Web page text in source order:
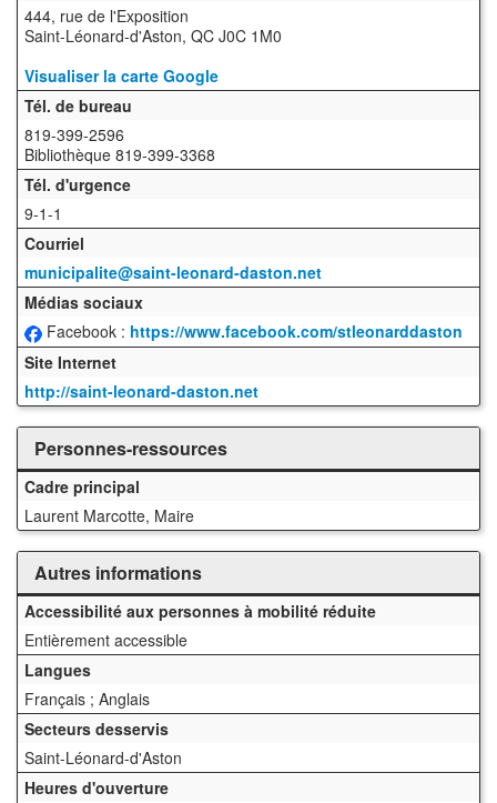
444, rue de l'Exposition
Saint-Léonard-d'Aston, QC J0C 1M0
Visualiser la carte Google
Tél. de bureau
819-399-2596
Bibliothèque 819-399-3368
Tél. d'urgence
9-1-1
Courriel
municipalite@saint-leonard-daston.net
Médias sociaux
Facebook : https://www.facebook.com/stleonarddaston
Site Internet
http://saint-leonard-daston.net
Personnes-ressources
Cadre principal
Laurent Marcotte, Maire
Autres informations
Accessibilité aux personnes à mobilité réduite
Entièrement accessible
Langues
Français ; Anglais
Secteurs desservis
Saint-Léonard-d'Aston
Heures d'ouverture